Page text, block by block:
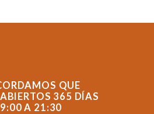
QUE
365 DÍAS
9:00 A 21:30